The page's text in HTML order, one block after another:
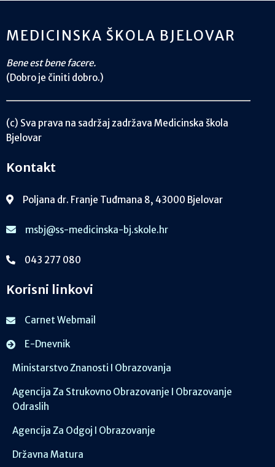
MEDICINSKA ŠKOLA BJELOVAR
Bene est bene facere.
(Dobro je činiti dobro.)
(c) Sva prava na sadržaj zadržava Medicinska škola
Bjelovar
Kontakt
Poljana dr. Franje Tuđmana 8, 43000 Bjelovar
msbj@ss-medicinska-bj.skole.hr
043 277 080
Korisni linkovi
Carnet Webmail
E-Dnevnik
Ministarstvo Znanosti I Obrazovanja
Agencija Za Strukovno Obrazovanje I Obrazovanje
Odraslih
Agencija Za Odgoj I Obrazovanje
Državna Matura